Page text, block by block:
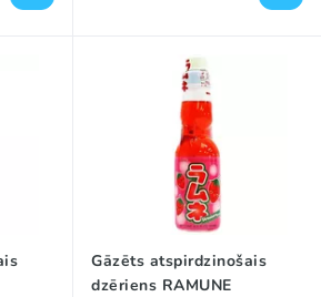
Gāzēts atspirdzinošais
dzēriens RAMUNE